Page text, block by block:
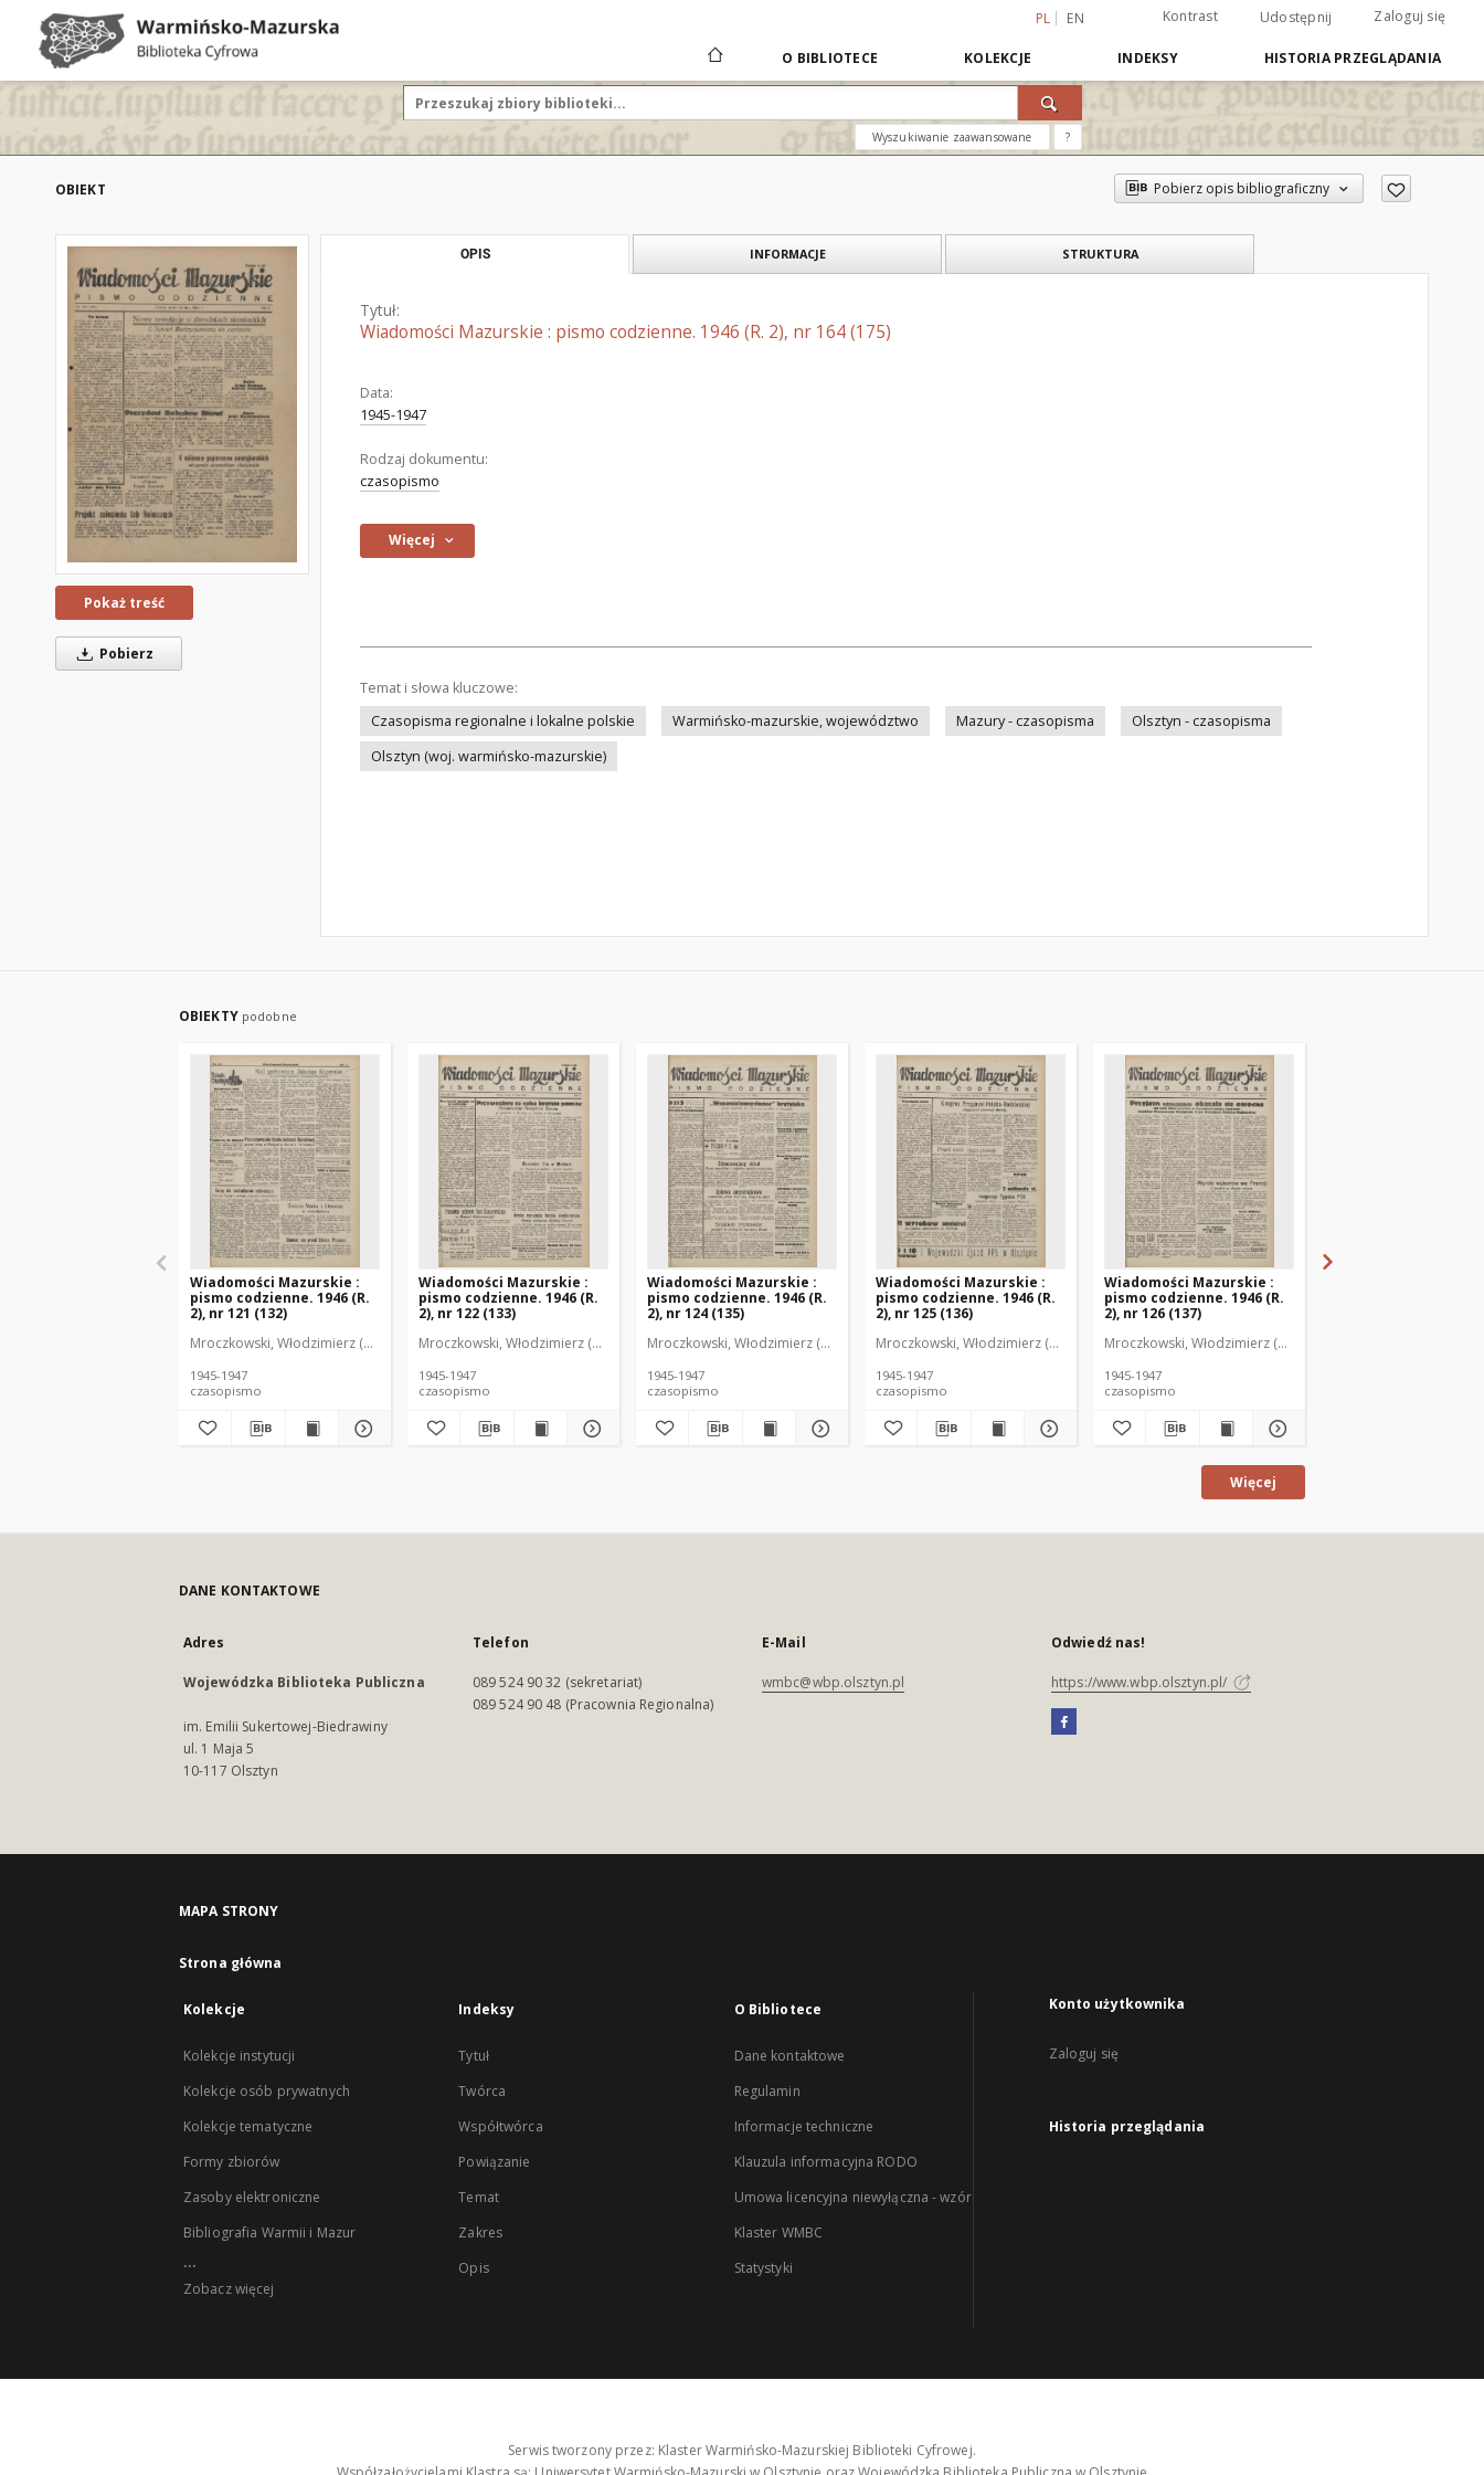
PL EN Kontrast Udostępnij Zaloguj się
O BIBLIOTECE KOLEKCJE INDEKSY HISTORIA PRZEGLĄDANIA
Wyszukiwanie zaawansowane ?
OBIEKT Pobierz opis bibliograficzny
Pokaż treść
Pobierz
OPIS INFORMACJE STRUKTURA
Tytuł:
Wiadomości Mazurskie : pismo codzienne. 1946 (R. 2), nr 164 (175)
Data:
1945-1947
Rodzaj dokumentu:
czasopismo
Więcej
Temat i słowa kluczowe:
Czasopisma regionalne i lokalne polskie
Warmińsko-mazurskie, województwo Mazury - czasopisma
Olsztyn - czasopisma
Olsztyn (woj. warmińsko-mazurskie)
OBIEKTY podobne
Wiadomości Mazurskie :
pismo codzienne. 1946 (R.
2), nr 121 (132)
Mroczkowski, Włodzimierz (1902-1971). Redaktor
1945-1947
czasopismo
Wiadomości Mazurskie :
pismo codzienne. 1946 (R.
2), nr 122 (133)
Mroczkowski, Włodzimierz (1902-1971). Redaktor
1945-1947
czasopismo
Wiadomości Mazurskie :
pismo codzienne. 1946 (R.
2), nr 124 (135)
Mroczkowski, Włodzimierz (1902-1971). Redaktor
1945-1947
czasopismo
Wiadomości Mazurskie :
pismo codzienne. 1946 (R.
2), nr 125 (136)
Mroczkowski, Włodzimierz (1902-1971). Redaktor
1945-1947
czasopismo
Wiadomości Mazurskie :
pismo codzienne. 1946 (R.
2), nr 126 (137)
Mroczkowski, Włodzimierz (1902-1971). Redaktor
1945-1947
czasopismo
Więcej
DANE KONTAKTOWE
Adres
Wojewódzka Biblioteka Publiczna
im. Emilii Sukertowej-Biedrawiny
ul. 1 Maja 5
10-117 Olsztyn
Telefon
089 524 90 32 (sekretariat)
089 524 90 48 (Pracownia Regionalna)
E-Mail
wmbc@wbp.olsztyn.pl
Odwiedź nas!
https://www.wbp.olsztyn.pl/
MAPA STRONY
Strona główna
Kolekcje
Kolekcje instytucji
Kolekcje osób prywatnych
Kolekcje tematyczne
Formy zbiorów
Zasoby elektroniczne
Bibliografia Warmii i Mazur
...
Zobacz więcej
Indeksy
Tytuł
Twórca
Współtwórca
Powiązanie
Temat
Zakres
Opis
O Bibliotece
Dane kontaktowe
Regulamin
Informacje techniczne
Klauzula informacyjna RODO
Umowa licencyjna niewyłączna - wzór
Klaster WMBC
Statystyki
Konto użytkownika
Zaloguj się
Historia przeglądania
Serwis tworzony przez: Klaster Warmińsko-Mazurskiej Biblioteki Cyfrowej.